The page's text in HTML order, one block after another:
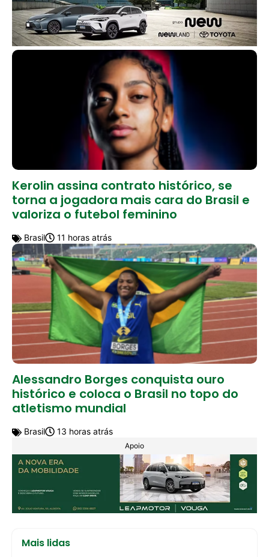
Kerolin assina contrato histórico, se
torna a jogadora mais cara do Brasil e
valoriza o futebol feminino
Brasil 11 horas atrás
Alessandro Borges conquista ouro
histórico e coloca o Brasil no topo do
atletismo mundial
Brasil 13 horas atrás
Apoio
Mais lidas